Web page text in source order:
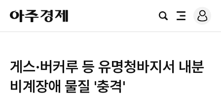
아
주
경
검
전
로
그
게스·버커루 등 유명청바지서 내분
비계장애 물질 '충격'